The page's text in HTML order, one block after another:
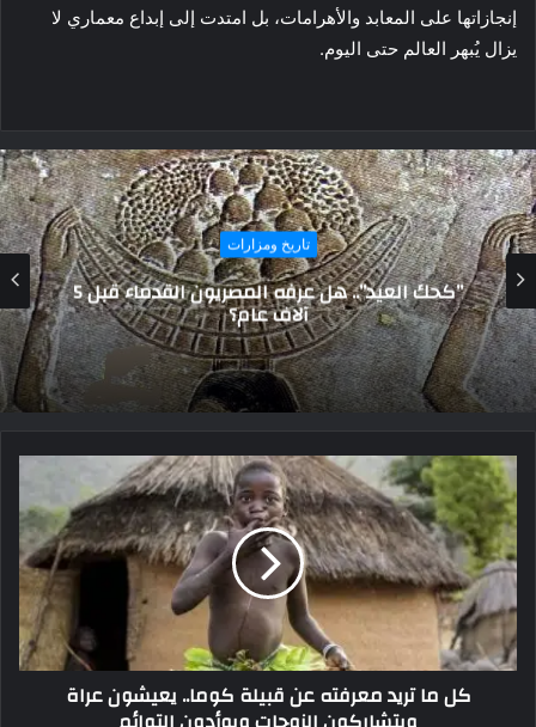
إنجازاتها على المعابد والأهرامات، بل امتدت إلى إبداع معماري لا
يزال يُبهر العالم حتى اليوم.
تاريخ ومزارات
مسلم بن يسار: الفقيه الزاهد الذي تجاوز حكمة
العصور
كل ما تريد معرفته عن قبيلة كوما.. يعيشون عراة